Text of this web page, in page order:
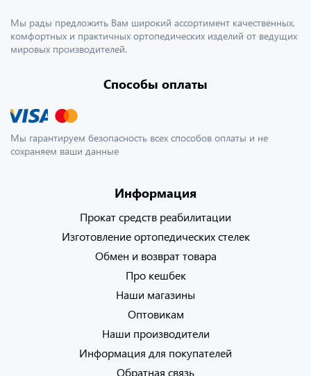
Мы рады предложить Вам широкий ассортимент качественных,
комфортных и практичных ортопедических изделий от ведущих
мировых производителей.
Способы оплаты
Мы гарантируем безопасность всех способов оплаты и не
сохраняем ваши данные
Информация
Прокат средств реабилитации
Изготовление ортопедических стелек
Обмен и возврат товара
Про кешбек
Наши магазины
Оптовикам
Наши производители
Информация для покупателей
Обратная связь